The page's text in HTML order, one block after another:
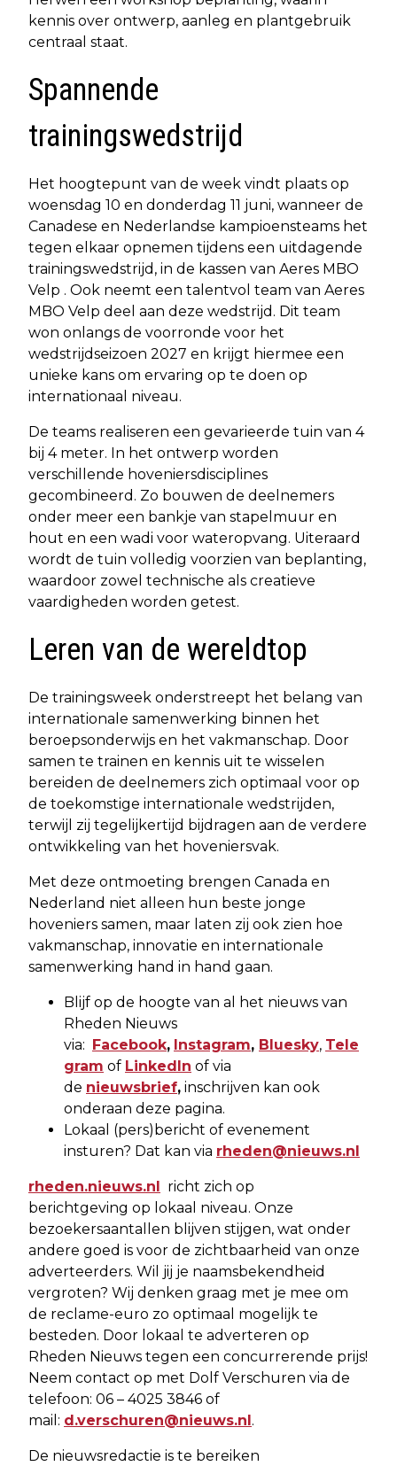
kennis over ontwerp, aanleg en plantgebruik
centraal staat.
Spannende
trainingswedstrijd
Het hoogtepunt van de week vindt plaats op
woensdag 10 en donderdag 11 juni, wanneer de
Canadese en Nederlandse kampioensteams het
tegen elkaar opnemen tijdens een uitdagende
trainingswedstrijd, in de kassen van Aeres MBO
Velp . Ook neemt een talentvol team van Aeres
MBO Velp deel aan deze wedstrijd. Dit team
won onlangs de voorronde voor het
wedstrijdseizoen 2027 en krijgt hiermee een
unieke kans om ervaring op te doen op
internationaal niveau.
De teams realiseren een gevarieerde tuin van 4
bij 4 meter. In het ontwerp worden
verschillende hoveniersdisciplines
gecombineerd. Zo bouwen de deelnemers
onder meer een bankje van stapelmuur en
hout en een wadi voor wateropvang. Uiteraard
wordt de tuin volledig voorzien van beplanting,
waardoor zowel technische als creatieve
vaardigheden worden getest.
Leren van de wereldtop
De trainingsweek onderstreept het belang van
internationale samenwerking binnen het
beroepsonderwijs en het vakmanschap. Door
samen te trainen en kennis uit te wisselen
bereiden de deelnemers zich optimaal voor op
de toekomstige internationale wedstrijden,
terwijl zij tegelijkertijd bijdragen aan de verdere
ontwikkeling van het hoveniersvak.
Met deze ontmoeting brengen Canada en
Nederland niet alleen hun beste jonge
hoveniers samen, maar laten zij ook zien hoe
vakmanschap, innovatie en internationale
samenwerking hand in hand gaan.
Blijf op de hoogte van al het nieuws van
Rheden Nieuws
via: Facebook, Instagram, Bluesky, Tele
gram of LinkedIn of via
de nieuwsbrief, inschrijven kan ook
onderaan deze pagina.
Lokaal (pers)bericht of evenement
insturen? Dat kan via rheden@nieuws.nl
rheden.nieuws.nl richt zich op
berichtgeving op lokaal niveau. Onze
bezoekersaantallen blijven stijgen, wat onder
andere goed is voor de zichtbaarheid van onze
adverteerders. Wil jij je naamsbekendheid
vergroten? Wij denken graag met je mee om
de reclame-euro zo optimaal mogelijk te
besteden. Door lokaal te adverteren op
Rheden Nieuws tegen een concurrerende prijs!
Neem contact op met Dolf Verschuren via de
telefoon: 06 – 4025 3846 of
mail: d.verschuren@nieuws.nl.
De nieuwsredactie is te bereiken